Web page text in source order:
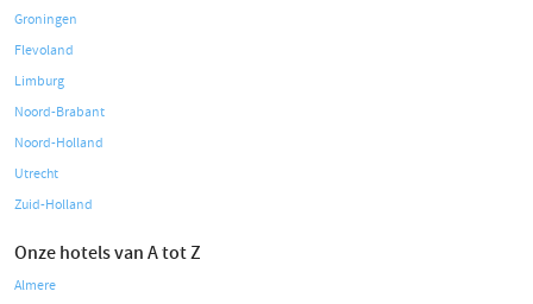
Groningen
Flevoland
Limburg
Noord-Brabant
Noord-Holland
Utrecht
Zuid-Holland
Onze hotels van A tot Z
Almere